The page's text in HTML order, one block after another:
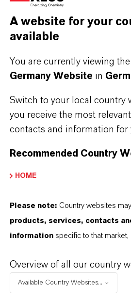
mit zahlreichen
Polymerisations Co-
Glasbeschichtung,
Intermediate für die
Baynox®/Baynox® Plus:
Verhinderung vorzeitiger
ungesättigter
A website for your
available
You are currently viewing the
Germany Website in
Switch to your local country
you receive the most
contacts and information for
Recommended Country
HOME
Please note: Country websites
products, services, contacts
information specific to that market,
Overview of all our country
Available Country Websites...